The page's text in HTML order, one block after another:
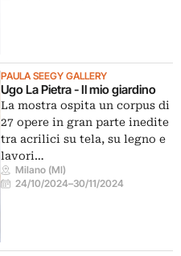
PAULA SEEGY GALLERY
Ugo La Pietra - Il mio giardino
La mostra ospita un corpus di
27 opere in gran parte inedite
tra acrilici su tela, su legno e
lavori…
Milano (MI)
24/10/2024–30/11/2024